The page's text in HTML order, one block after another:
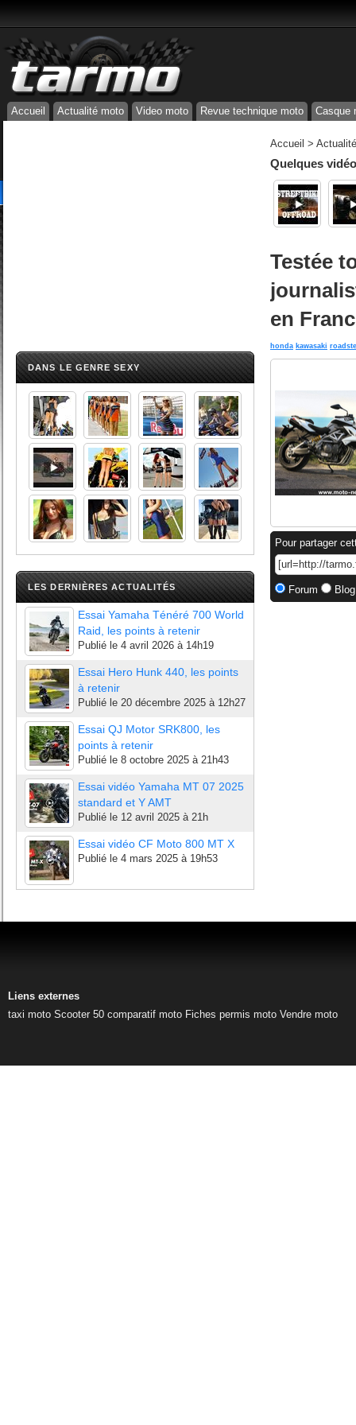
Accueil Actualité moto Video moto Revue technique moto Casque
DANS LE GENRE SEXY
LES DERNIÈRES ACTUALITÉS
Essai Yamaha Ténéré 700 World
Raid, les points à retenir
Publié le 4 avril 2026 à 14h19
Essai Hero Hunk 440, les points
à retenir
Publié le 20 décembre 2025 à 12h27
Essai QJ Motor SRK800, les
points à retenir
Publié le 8 octobre 2025 à 21h43
Essai vidéo Yamaha MT 07 2025
standard et Y AMT
Publié le 12 avril 2025 à 21h
Essai vidéo CF Moto 800 MT X
Publié le 4 mars 2025 à 19h53
Accueil >
Quelques
Testée
en
honda kawasaki
Pour partager
Forum
Liens externes
taxi moto Scooter 50 comparatif moto Fiches permis moto Vendre moto